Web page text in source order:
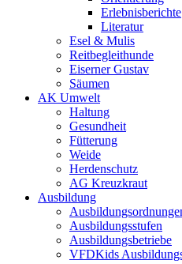
Erlebnisberichte
Literatur
Esel & Mulis
Reitbegleithunde
Eiserner Gustav
Säumen
AK Umwelt
Haltung
Gesundheit
Fütterung
Weide
Herdenschutz
AG Kreuzkraut
Ausbildung
Ausbildungsstufen
Ausbildungsbetriebe
VFDKids